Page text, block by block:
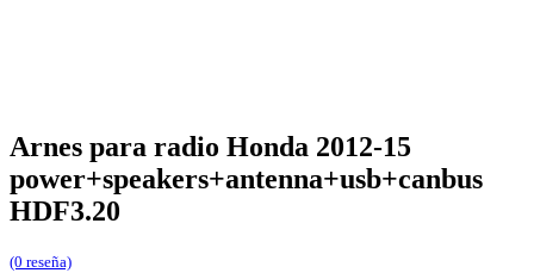
Arnes para radio Honda 2012-15
power+speakers+antenna+usb+canbus
HDF3.20
(0 reseña)